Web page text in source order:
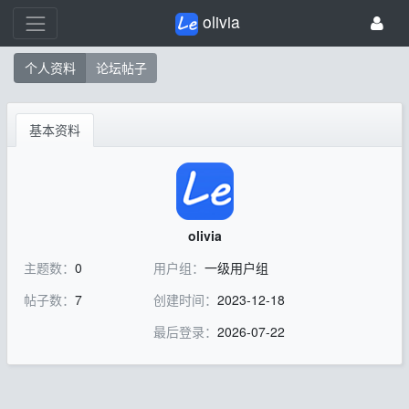
olivia
个人资料 论坛帖子
基本资料
olivia
主题数： 0
帖子数： 7
用户组： 一级用户组
创建时间： 2023-12-18
最后登录： 2026-07-22